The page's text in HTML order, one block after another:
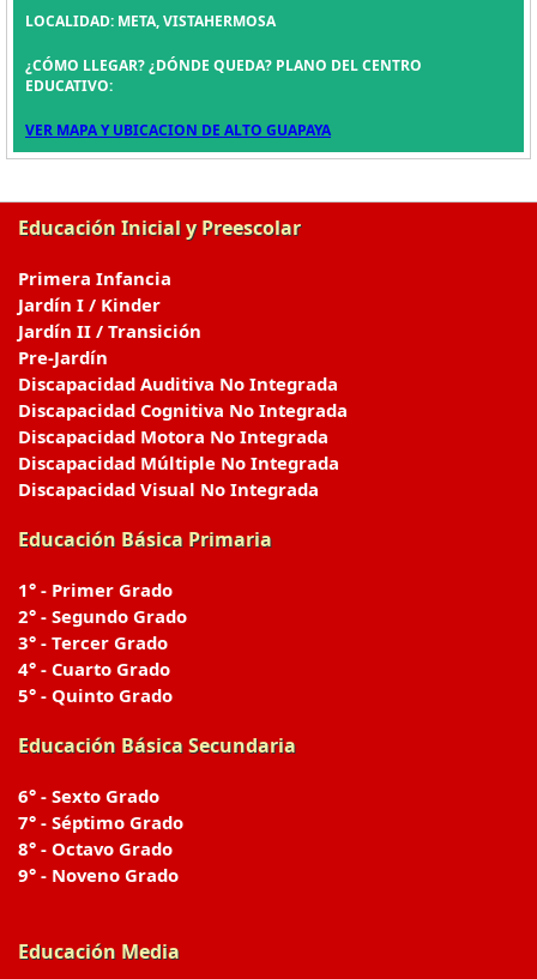
LOCALIDAD: META, VISTAHERMOSA
¿CÓMO LLEGAR? ¿DÓNDE QUEDA? PLANO DEL CENTRO
EDUCATIVO:
VER MAPA Y UBICACION DE ALTO GUAPAYA
Educación Inicial y Preescolar
Primera Infancia
Jardín I / Kinder
Jardín II / Transición
Pre-Jardín
Discapacidad Auditiva No Integrada
Discapacidad Cognitiva No Integrada
Discapacidad Motora No Integrada
Discapacidad Múltiple No Integrada
Discapacidad Visual No Integrada
Educación Básica Primaria
1° - Primer Grado
2° - Segundo Grado
3° - Tercer Grado
4° - Cuarto Grado
5° - Quinto Grado
Educación Básica Secundaria
6° - Sexto Grado
7° - Séptimo Grado
8° - Octavo Grado
9° - Noveno Grado
Educación Media